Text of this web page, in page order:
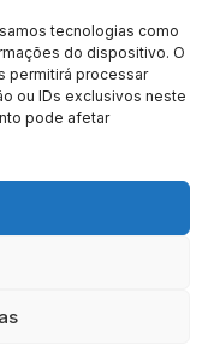
tecnologias como
do dispositivo. O
permitirá processar
ou IDs exclusivos neste
pode afetar